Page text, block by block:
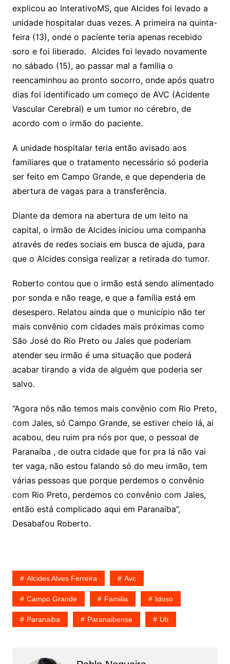
explicou ao InterativoMS, que Alcides foi levado a
unidade hospitalar duas vezes. A primeira na quinta-
feira (13), onde o paciente teria apenas recebido
soro e foi liberado. Alcides foi levado novamente
no sábado (15), ao passar mal a família o
reencaminhou ao pronto socorro, onde após quatro
dias foi identificado um começo de AVC (Acidente
Vascular Cerebral) e um tumor no cérebro, de
acordo com o irmão do paciente.
A unidade hospitalar teria então avisado aos
familiares que o tratamento necessário só poderia
ser feito em Campo Grande, e que dependeria de
abertura de vagas para a transferência.
Diante da demora na abertura de um leito na
capital, o irmão de Alcides iniciou uma companha
através de redes sociais em busca de ajuda, para
que o Alcides consiga realizar a retirada do tumor.
Roberto contou que o irmão está sendo alimentado
por sonda e não reage, e que a família está em
desespero. Relatou ainda que o município não ter
mais convênio com cidades mais próximas como
São José do Rio Preto ou Jales que poderiam
atender seu irmão é uma situação que poderá
acabar tirando a vida de alguém que poderia ser
salvo.
“Agora nós não temos mais convênio com Rio Preto,
com Jales, só Campo Grande, se estiver cheio lá, ai
acabou, deu ruim pra nós por que, o pessoal de
Paranaíba , de outra cidade que for pra lá não vai
ter vaga, não estou falando só do meu irmão, tem
várias pessoas que porque perdemos o convênio
com Rio Preto, perdemos co convênio com Jales,
então está complicado aqui em Paranaíba”,
Desabafou Roberto.
Alcides Alves Ferreira Avc
Campo Grande Familia Idoso
Paranaiba Paranaibense Uti